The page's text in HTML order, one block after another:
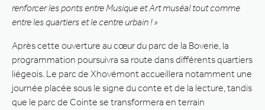
renforcer les ponts entre Musique et Art muséal tout comme
entre les quartiers et le centre urbain ! »
Après cette ouverture au cœur du parc de la Boverie, la
programmation poursuivra sa route dans différents quartiers
liégeois. Le parc de Xhovémont accueillera notamment une
journée placée sous le signe du conte et de la lecture, tandis
que le parc de Cointe se transformera en terrain